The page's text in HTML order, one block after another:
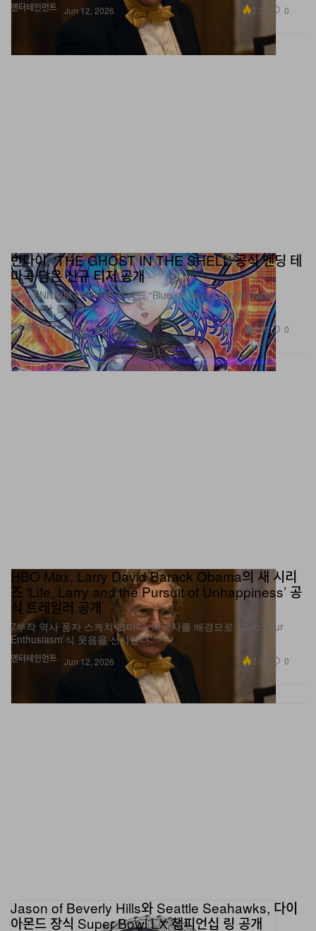
엔터테인먼트 Jun 12, 2026 2.5K 0
엔터테인먼트
반다이, ‘THE GHOST IN THE SHELL’ 공식 엔딩 테
마곡 담은 신규 티저 공개
MILLENNIUM PARADE의 신곡 “Blue”에 Saya Gray와 Daniel
Caesar가 참여했다.
Jun 12, 2026 890 0
엔터테인먼트
HBO Max, Larry David·Barack Obama의 새 시리
즈 ‘Life, Larry and the Pursuit of Unhappiness’ 공
식 트레일러 공개
7부작 역사 풍자 스케치 코미디, 미국사를 배경으로 ‘Curb Your
Enthusiasm’식 웃음을 선사한다.
Jun 12, 2026 2.5K 0
Jason of Beverly Hills와 Seattle Seahawks, 다이
아몬드 장식 Super Bowl LX 챔피언십 링 공개